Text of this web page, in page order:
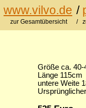
www.vilvo.de /
zur Gesamtübersicht /
Größe ca. 40-
Länge 115cm
untere Weite